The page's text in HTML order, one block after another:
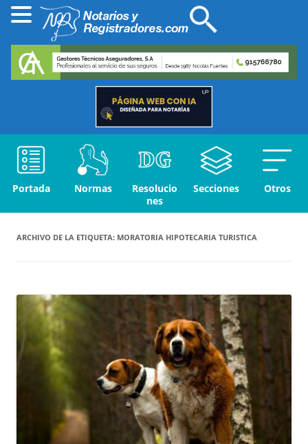
Portada Normas
Resolucio
nes
Secciones Otros
ARCHIVO DE LA ETIQUETA: MORATORIA HIPOTECARIA TURISTICA